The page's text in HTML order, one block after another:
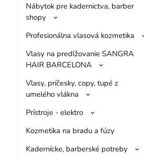
Nábytok pre kadernictva, barber
shopy
Profesionálna vlasová kozmetika
Vlasy na predlžovanie SANGRA
HAIR BARCELONA
Vlasy, príčesky, copy, tupé z
umelého vlákna
Prístroje - elektro
Kozmetika na bradu a fúzy
Kadernícke, barberské potreby